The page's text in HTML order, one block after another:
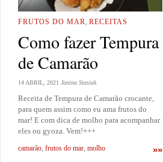
FRUTOS DO MAR, RECEITAS
Como fazer Tempura
de Camarão
14 ABRIL, 2021 Janina Stasiak
Receita de Tempura de Camarão crocante,
para quem assim como eu ama frutos do
mar! E com dica de molho para acompanhar
eles ou gyoza. Vem!+++
»»
camarão, frutos do mar, molho